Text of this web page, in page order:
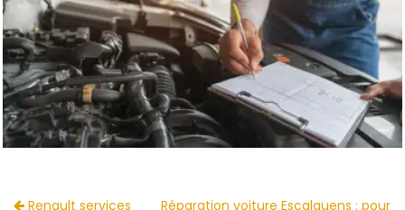
Renault services
Réparation voiture Escalquens : pour